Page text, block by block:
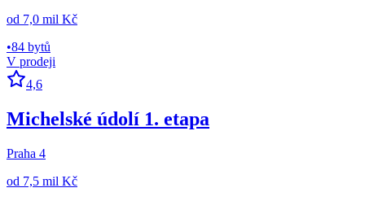
od 7,0 mil Kč
•84 bytů
V prodeji
4,6
Michelské údolí 1. etapa
Praha 4
od 7,5 mil Kč